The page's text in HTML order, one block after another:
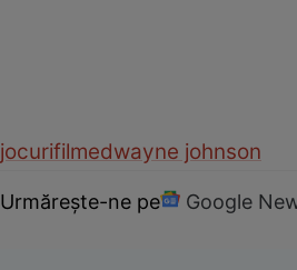
jocurifilmedwayne johnson
Urmărește-ne pe Google